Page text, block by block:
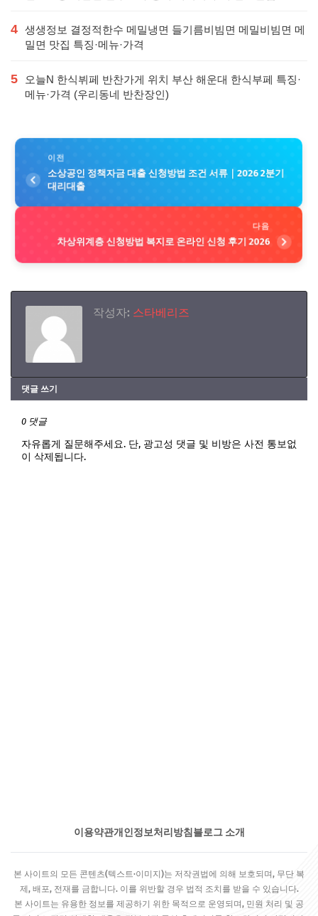
4 생생정보 결정적한수 메밀냉면 들기름비빔면 메밀비빔면 메
밀면 맛집 특징·메뉴·가격
5
오늘N 한식뷔페 반찬가게 위치 부산 해운대 한식부페 특징·
메뉴·가격 (우리동네 반찬장인)
이전
소상공인 정책자금 대출 신청방법 조건 서류｜2026 2분기
대리대출
다음
차상위계층 신청방법 복지로 온라인 신청 후기 2026
작성자: 스타베리즈
댓글 쓰기
0 댓글
자유롭게 질문해주세요. 단, 광고성 댓글 및 비방은 사전 통보없
이 삭제됩니다.
이용약관개인정보처리방침 블로그 소개
본 사이트의 모든 콘텐츠(텍스트·이미지)는 저작권법에 의해 보호되며, 무단 복
제, 배포, 전재를 금합니다. 이를 위반할 경우 법적 조치를 받을 수 있습니다.
본 사이트는 유용한 정보를 제공하기 위한 목적으로 운영되며, 민원 처리 및 공